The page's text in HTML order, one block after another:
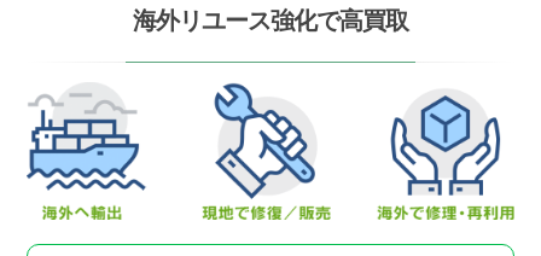
海外リユース強化で高買取